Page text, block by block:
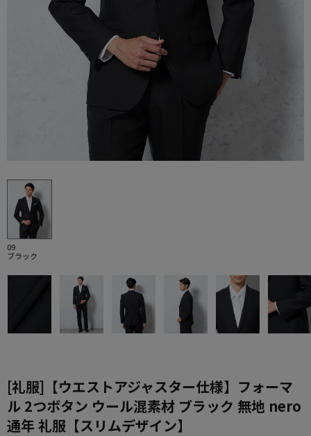
09
ブラック
[礼服]【ウエストアジャスター仕様】フォーマ
ル 2つボタン ウール混素材 ブラック 無地 nero
通年 礼服【スリムデザイン】